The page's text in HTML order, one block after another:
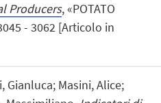
Producers, «POTATO
- 3062 [Articolo in
Gianluca; Masini, Alice;